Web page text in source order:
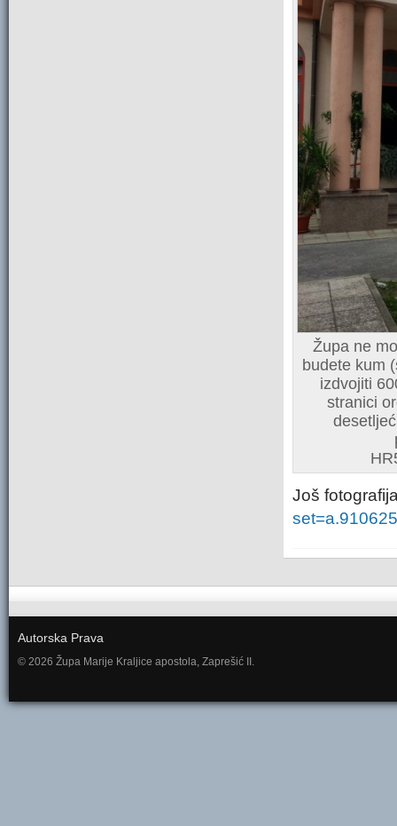
Župa ne
budete kum
izdvojiti
stranici
Još
Autorska Prava
© 2026 Župa Marije Kraljice apostola, Zaprešić II.